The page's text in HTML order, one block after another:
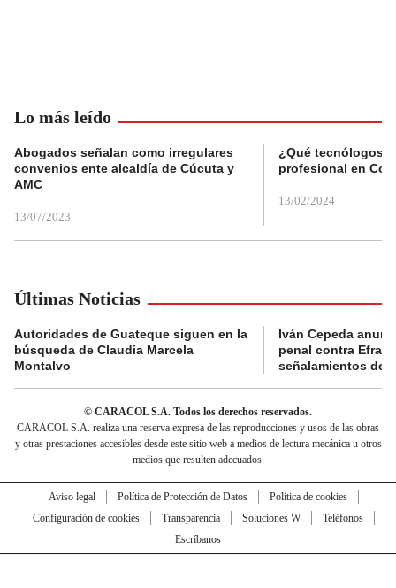
Lo más leído
Abogados señalan como irregulares
convenios ente alcaldía de Cúcuta y
AMC
13/07/2023
¿Qué tecnólogos
profesional en
13/02/2024
Últimas Noticias
Autoridades de Guateque siguen en la
búsqueda de Claudia Marcela
Montalvo
Iván Cepeda
penal contra
señalamientos de
© CARACOL S.A. Todos los derechos reservados.
CARACOL S.A. realiza una reserva expresa de las reproducciones y usos de las obras
y otras prestaciones accesibles desde este sitio web a medios de lectura mecánica u otros
medios que resulten adecuados.
Aviso legal Política de Protección de Datos
Política de cookies
Configuración de cookies
Transparencia Soluciones W
Teléfonos
Escríbanos